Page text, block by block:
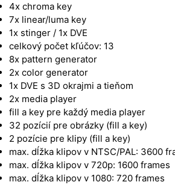
4x chroma key
7x linear/luma key
1x stinger / 1x DVE
celkový počet kľúčov: 13
8x pattern generator
2x color generator
1x DVE s 3D okrajmi a tieňom
2x media player
fill a key pre každý media player
32 pozícií pre obrázky (fill a key)
2 pozície pre klipy (fill a key)
max. dĺžka klipov v NTSC/PAL: 3600
max. dĺžka klipov v 720p: 1600 frames
max. dĺžka klipov v 1080: 720 frames